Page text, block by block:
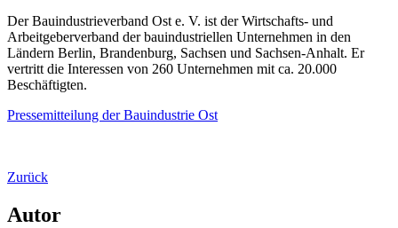
Der Bauindustrieverband Ost e. V. ist der Wirtschafts- und
Arbeitgeberverband der bauindustriellen Unternehmen in den
Ländern Berlin, Brandenburg, Sachsen und Sachsen-Anhalt. Er
vertritt die Interessen von 260 Unternehmen mit ca. 20.000
Beschäftigten.
Pressemitteilung der Bauindustrie Ost
Zurück
Autor